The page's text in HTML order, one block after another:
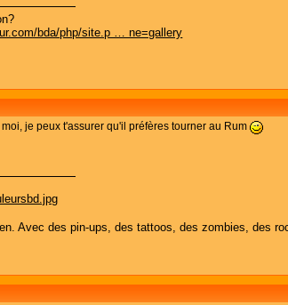
bda/php/site.p … ne=gallery
je peux t'assurer qu'il préfères tourner au Rum
Avec des pin-ups, des tattoos, des zombies, des